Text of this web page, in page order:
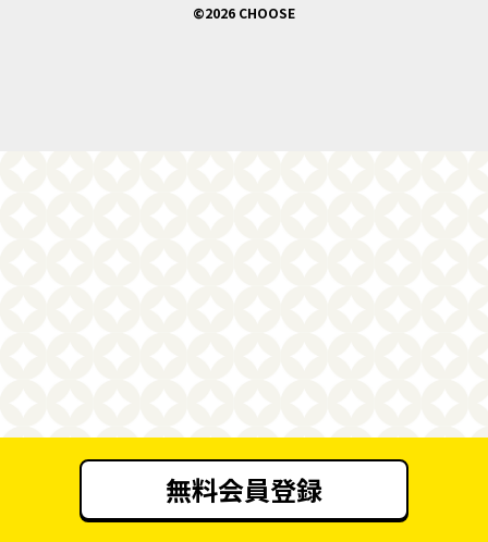
©2026 CHOOSE
無料会員登録